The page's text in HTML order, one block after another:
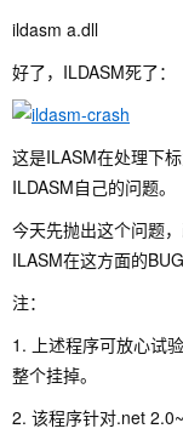
ildasm a.dll
好了，ILDASM死了：
这是ILASM在处理下
ILDASM自己的问题。
今天先抛出这个问题
ILASM在这方面的BUG
注：
1. 上述程序可放心试
整个挂掉。
2. 该程序针对.net